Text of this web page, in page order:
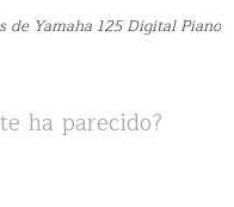
de Yamaha 125 Digital Piano
ha parecido?